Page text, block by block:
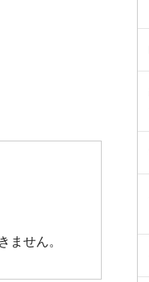
ません。